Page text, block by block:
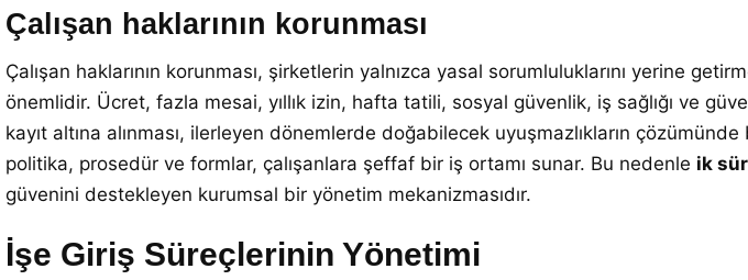
Çalışan haklarının korunması
Çalışan haklarının korunması, şirketlerin yalnızca yasal sorumluluklarını yerine
önemlidir. Ücret, fazla mesai, yıllık izin, hafta tatili, sosyal güvenlik, iş sağlığı ve
kayıt altına alınması, ilerleyen dönemlerde doğabilecek uyuşmazlıkların
politika, prosedür ve formlar, çalışanlara şeffaf bir iş ortamı sunar. Bu nedenle ik
güvenini destekleyen kurumsal bir yönetim mekanizmasıdır.
İşe Giriş Süreçlerinin Yönetimi